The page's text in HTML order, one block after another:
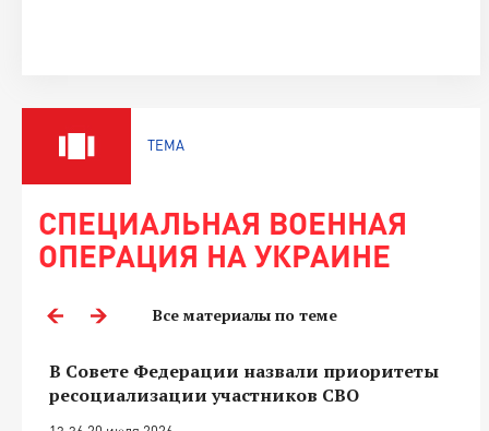
ТЕМА
СПЕЦИАЛЬНАЯ ВОЕННАЯ
ОПЕРАЦИЯ НА УКРАИНЕ
Все материалы по теме
В Совете Федерации назвали приоритеты
ресоциализации участников СВО